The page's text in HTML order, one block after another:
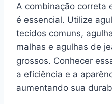
A combinação correta
é essencial. Utilize
tecidos comuns,
malhas e agulhas de
grossos. Conhecer
a eficiência e a
aumentando sua